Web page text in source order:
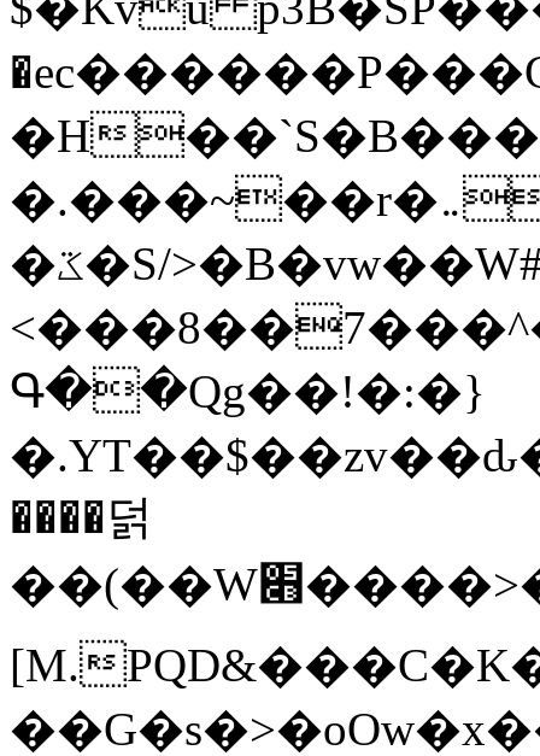
�H
�.���~��r�޼�}�܅�mؕWu���K}
�ػ�S/>�B�vw��W#�I��*]\W��)Ħ�1��fC}
Գ��Qg��!�:�}
����덝
��(��W׋����>��O>�d�%Y�@�@ڻ<�z{rc&׻��z�����AeK�^�����������˩t��=x~
[M.
��G�s�>�oO